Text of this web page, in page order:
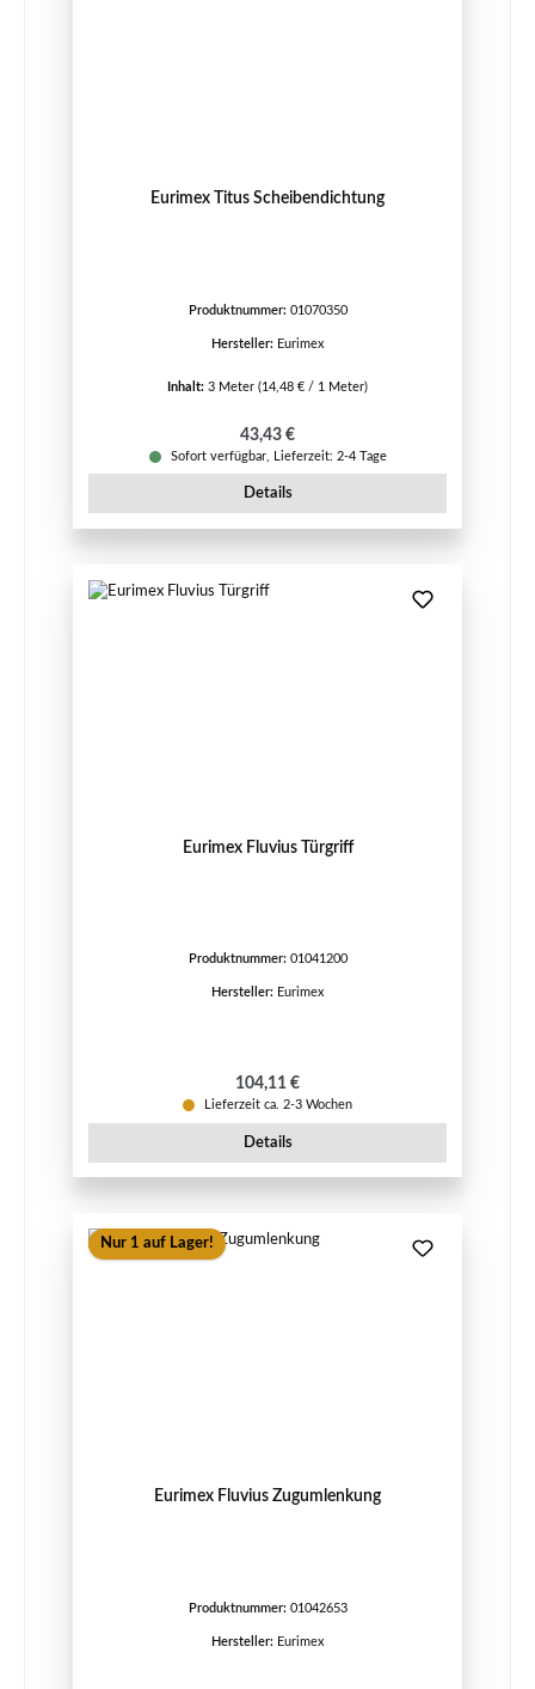
Eurimex Titus Scheibendichtung
Produktnummer: 01070350
Hersteller: Eurimex
Inhalt: 3 Meter (14,48 € / 1 Meter)
Regulärer Preis:
43,43 €
Sofort verfügbar, Lieferzeit: 2-4 Tage
Details
Eurimex Fluvius Türgriff
Produktnummer: 01041200
Hersteller: Eurimex
Regulärer Preis:
104,11 €
Lieferzeit ca. 2-3 Wochen
Details
Nur 1 auf Lager!
Eurimex Fluvius Zugumlenkung
Produktnummer: 01042653
Hersteller: Eurimex